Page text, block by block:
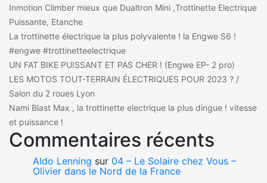
Inmotion Climber mieux que Dualtron Mini ,Trottinette Electrique
Puissante, Etanche
La trottinette électrique la plus polyvalente ! la Engwe S6 !
#engwe #trottinetteelectrique
UN FAT BIKE PUISSANT ET PAS CHER ! (Engwe EP- 2 pro)
LES MOTOS TOUT-TERRAIN ÉLECTRIQUES POUR 2023 ? /
Salon du 2 roues Lyon
Nami Blast Max , la trottinette electrique la plus dingue ! vitesse
et puissance !
Commentaires récents
Aldo Lenning sur 04 – Le Solaire chez Vous –
Olivier dans le Nord de la France